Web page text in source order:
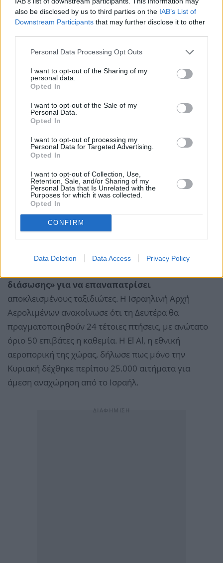
also be disclosed by us to third parties on the IAB’s List of
Downstream Participants that may further disclose it to other
Personal Data Processing Opt Outs
I want to opt-out of the Sharing of my
personal data.
Opted In
I want to opt-out of the Sale of my
Personal Data.
Opted In
I want to opt-out of processing my
Personal Data for Targeted Advertising.
Opted In
I want to opt-out of Collection, Use,
Retention, Sale, and/or Sharing of my
Personal Data that Is Unrelated with the
Purposes for which it was collected.
Opted In
CONFIRM
Data Deletion Data Access Privacy Policy
Ακόμα και πριν τις επιθέσεις, ηAmerican Airlines
είχε ήδη αναστείλει τις πτήσεις προς το Κατάρ και η
διάσωσης» για να επαναπατρίσει
αποκλεισμένους ταξιδιώτες. Η Ισραηλινή Αρχή
Αερολιμένων ανακοίνωσε ότι τη Δευτέρα θα
πραγματοποιηθούν 24 τέτοιες πτήσεις, με ανώτατο
όριο 50 επιβάτες η καθεμία. Η El Al, η εθνική
αεροπορική της χώρας, δήλωσε πως μόνο την
Κυριακή δέχθηκε περίπου 25.000 αιτήματα για
άμεση αναχώρηση από το Ισραήλ.